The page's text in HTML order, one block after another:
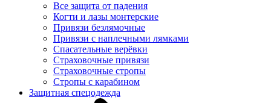
Все защита от падения
Когти и лазы монтерские
Привязи безлямочные
Привязи с наплечными лямками
Спасательные верёвки
Страховочные привязи
Страховочные стропы
Стропы с карабином
Защитная спецодежда